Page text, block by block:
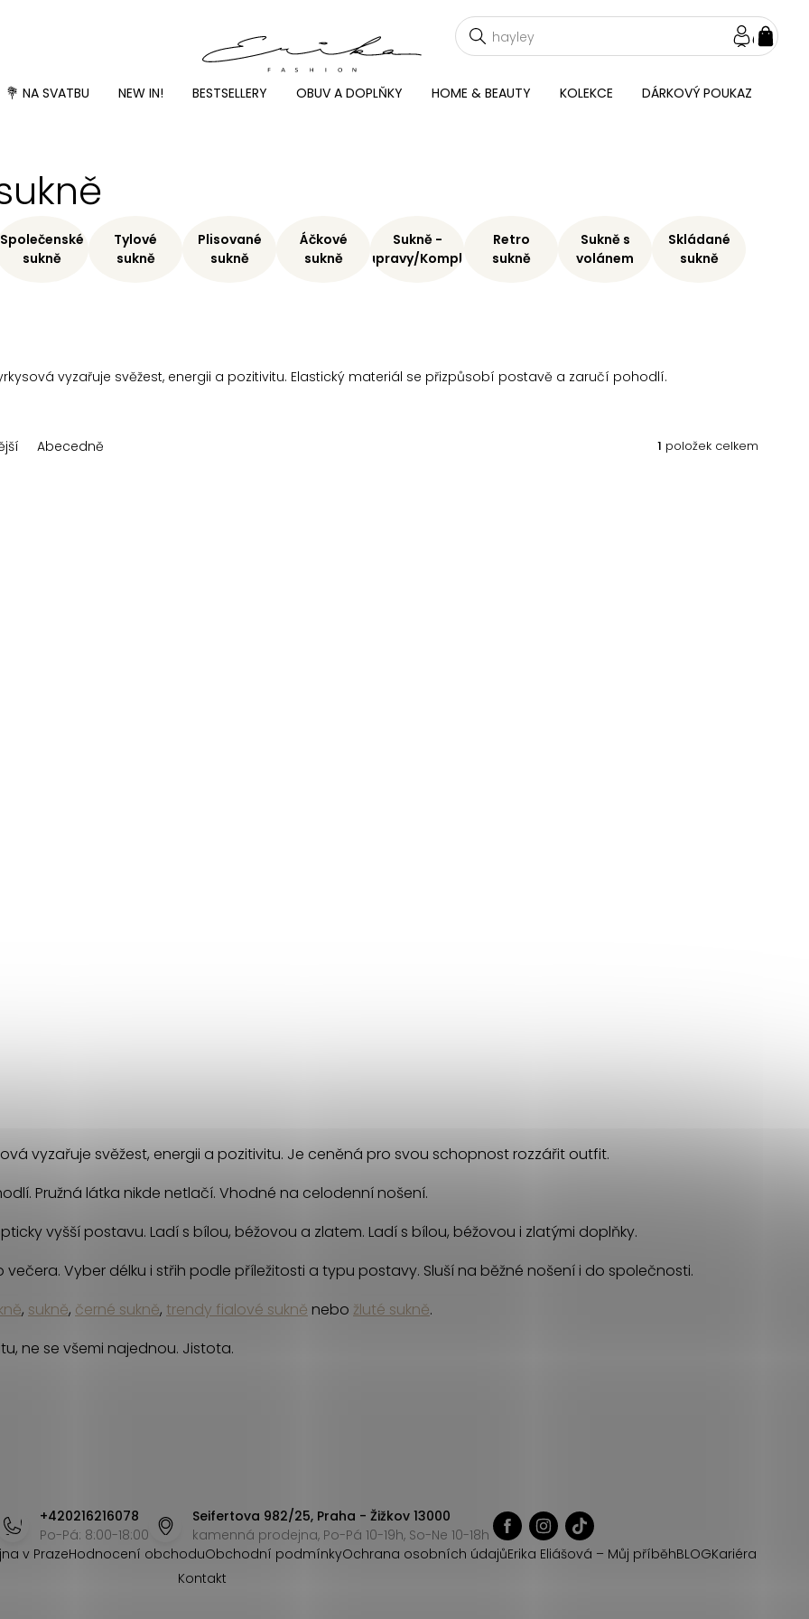
💐 NA SVATBU NEW IN! BESTSELLERY OBUV A DOPLŇKY HOME & BEAUTY KOLEKCE DÁRKOVÝ POUKAZ
vyzařuje svěžest, energii a pozitivitu. Elastický materiál se přizpůsobí postavě a zaručí pohodlí.
Společenské
sukně
Tylové
sukně
Plisované
sukně
Áčkové
sukně
Sukně -
Soupravy/Komplety
Retro
sukně
Sukně s
volánem
Skládané
sukně
Abecedně 1 položek celkem
vyzařuje svěžest, energii a pozitivitu. Je ceněná pro svou schopnost rozzářit outfit.
Pružná látka nikde netlačí. Vhodné na celodenní nošení.
vyšší postavu. Ladí s bílou, béžovou a zlatem. Ladí s bílou, béžovou i zlatými doplňky.
Vyber délku i střih podle příležitosti a typu postavy. Sluší na běžné nošení i do společnosti.
, sukně, černé sukně, trendy fialové sukně nebo žluté sukně.
ne se všemi najednou. Jistota.
+420216216078
Po-Pá: 8:00-18:00
Seifertova 982/25, Praha - Žižkov 13000
kamenná prodejna, Po-Pá 10-19h, So-Ne 10-18h
v PrazeHodnocení obchoduObchodní podmínkyOchrana osobních údajůErika Eliášová – Můj příběhBLOGKariéra
Kontakt